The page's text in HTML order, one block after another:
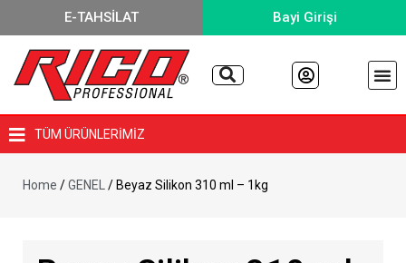
E-TAHSİLAT Bayi Girişi
TÜM ÜRÜNLERİMİZ
Home /GENEL / Beyaz Silikon 310 ml – 1kg